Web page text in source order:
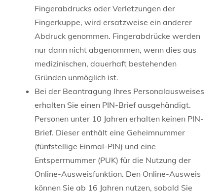
Fingerabdrucks oder Verletzungen der
Fingerkuppe, wird ersatzweise ein anderer
Abdruck genommen. Fingerabdrücke werden
nur dann nicht abgenommen, wenn dies aus
medizinischen, dauerhaft bestehenden
Gründen unmöglich ist.
Bei der Beantragung Ihres Personalausweises
erhalten Sie einen PIN-Briefausgehändigt.
Personen unter 10 Jahren erhalten keinen PIN-
Brief. Dieser enthält eine Geheimnummer
(fünfstellige Einmal-PIN) und eine
Entsperrnummer (PUK) für die Nutzung der
Online-Ausweisfunktion. Den Online-Ausweis
können Sie ab 16 Jahren nutzen, sobald Sie